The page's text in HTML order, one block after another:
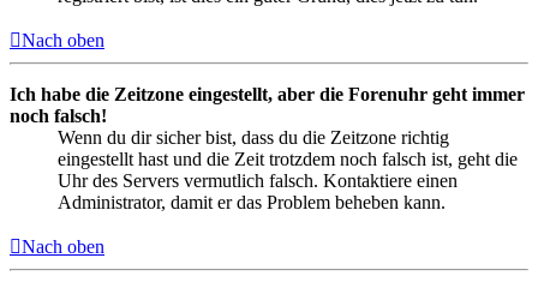
Nach oben
Ich habe die Zeitzone eingestellt, aber die Forenuhr geht immer
noch falsch!
Wenn du dir sicher bist, dass du die Zeitzone richtig
eingestellt hast und die Zeit trotzdem noch falsch ist, geht die
Uhr des Servers vermutlich falsch. Kontaktiere einen
Administrator, damit er das Problem beheben kann.
Nach oben